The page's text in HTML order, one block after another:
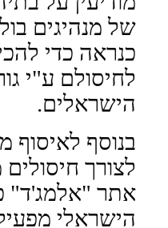
של מנהיגים
כנראה כדי
לחיסולם ע"י
הישראלים.
בנוסף לאיסוף
לצורך
אתר "אלמג'ד"
הישראלי